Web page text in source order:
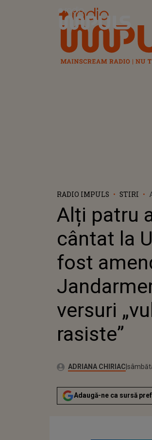
Radio Impuls
RADIO IMPULS STIRI
Alți patru
cântat la
fost
versuri
rasiste”
Autor:ADRIANA CHIRIACPublicat:
joi, 10
Adaugă-ne ca sursă